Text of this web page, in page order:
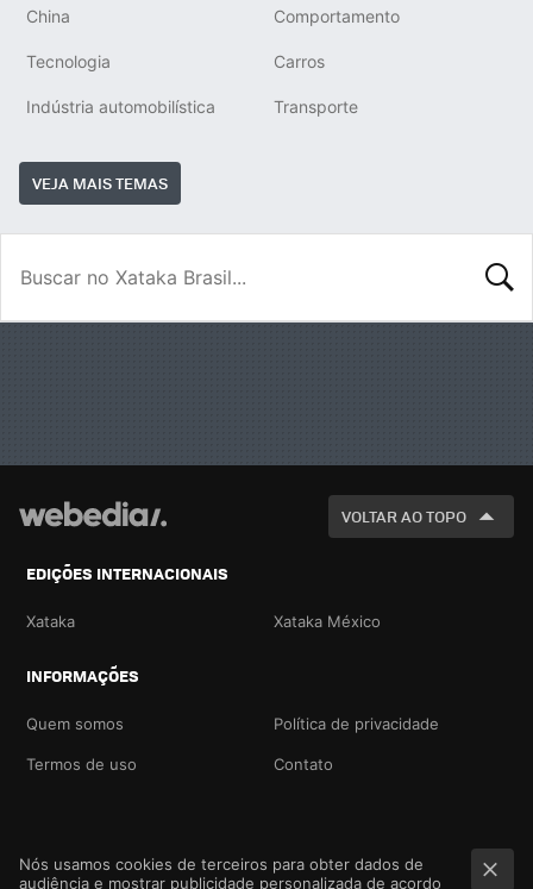
China Comportamento
Tecnologia Carros
Indústria automobilística Transporte
VEJA MAIS TEMAS
VOLTAR AO TOPO
EDIÇÕES INTERNACIONAIS
Xataka Xataka México
INFORMAÇÕES
Quem somos Política de privacidade
Termos de uso Contato
Nós usamos cookies de terceiros para obter dados de
audiência e mostrar publicidade personalizada de acordo